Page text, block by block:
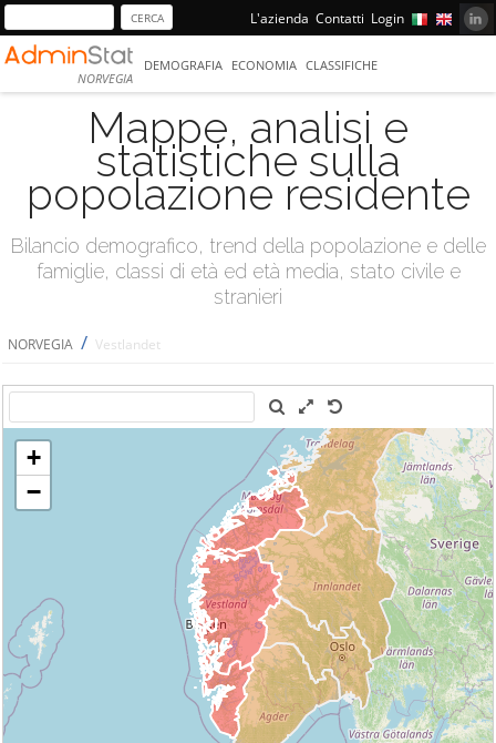
L'azienda Contatti Login
NORVEGIA
DEMOGRAFIA ECONOMIA CLASSIFICHE
Mappe, analisi e
statistiche sulla
popolazione residente
Bilancio demografico, trend della popolazione e delle
famiglie, classi di età ed età media, stato civile e
stranieri
NORVEGIA / Vestlandet